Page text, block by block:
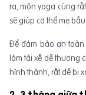
ra, môn yoga cùng
sẽ giúp cơ thể mẹ
Để đảm bảo an toàn
làm tài xế dễ thương
hình thành, rất dễ bị